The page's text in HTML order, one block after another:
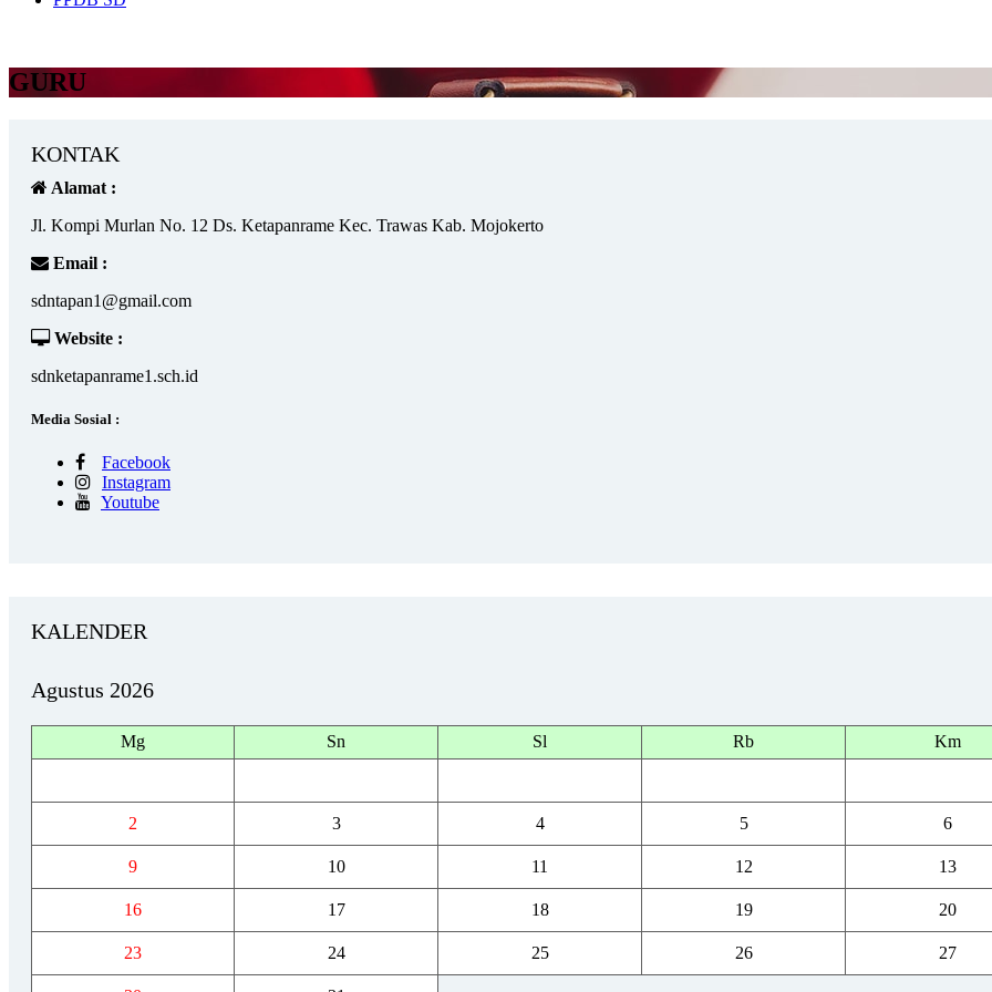
GURU
KONTAK
Alamat :
Jl. Kompi Murlan No. 12 Ds. Ketapanrame Kec. Trawas Kab. Mojokerto
Email :
sdntapan1@gmail.com
Website :
sdnketapanrame1.sch.id
Media Sosial :
Facebook
Instagram
Youtube
KALENDER
Agustus 2026
Mg Sn Sl Rb Km
2 3 4 5 6
9 10 11 12 13
16 17 18 19 20
23 24 25 26 27